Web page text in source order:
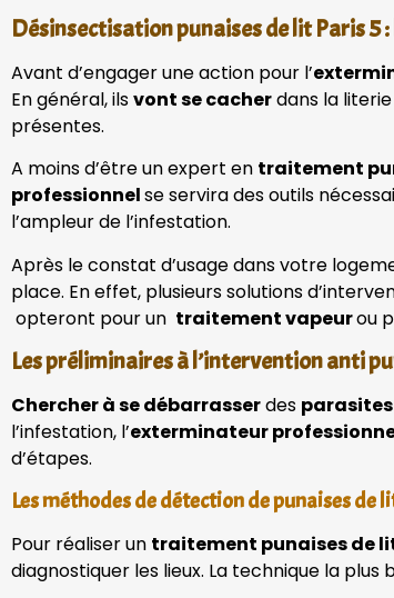
Désinsectisation punaises de lit Paris 5
Avant d’engager une action pour l’
En général, ilsvont se cacherdans la
présentes.
A moins d’être un expert en traitement
professionnelse servira des outils
l’ampleur de l’infestation.
Après le constat d’usage dans votre
place. En effet, plusieurs solutions
opteront pour un traitement vapeurou
Les préliminaires à l’intervention anti
Chercher à se débarrasserdes parasites
l’infestation, l’exterminateur
d’étapes.
Les méthodes de détection de punaises de
Pour réaliser un traitement punaises de
diagnostiquer les lieux. La technique la